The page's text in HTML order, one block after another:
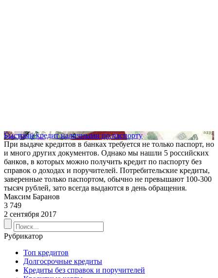
Быстрый кредит наличными по паспорту
При выдаче кредитов в банках требуется не только паспорт, но
и много других документов. Однако мы нашли 5 российских
банков, в которых можно получить кредит по паспорту без
справок о доходах и поручителей. Потребительские кредиты,
заверенные только паспортом, обычно не превышают 100-300
тысяч рублей, зато всегда выдаются в день обращения.
Максим Баранов
3 749
2 сентября 2017
Рубрикатор
Топ кредитов
Долгосрочные кредиты
Кредиты без справок и поручителей